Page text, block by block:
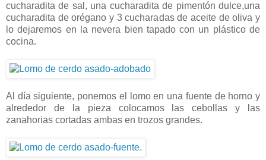
cucharadita de sal, una cucharadita de pimentón dulce,una
cucharadita de orégano y 3 cucharadas de aceite de oliva y
lo dejaremos en la nevera bien tapado con un plástico de
cocina.
Al día siguiente, ponemos el lomo en una fuente de horno y
alrededor de la pieza colocamos las cebollas y las
zanahorias cortadas ambas en trozos grandes.